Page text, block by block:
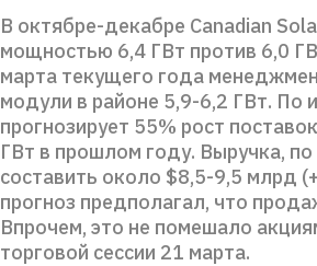
В октябре-декабре Canadian
мощностью 6,4 ГВт против 6,0
марта текущего года
модули в районе 5,9-6,2 ГВт. По
прогнозирует 55% рост
ГВт в прошлом году. Выручка,
составить около $8,5-9,5 млрд
прогноз предполагал, что
Впрочем, это не помешало
торговой сессии 21 марта.